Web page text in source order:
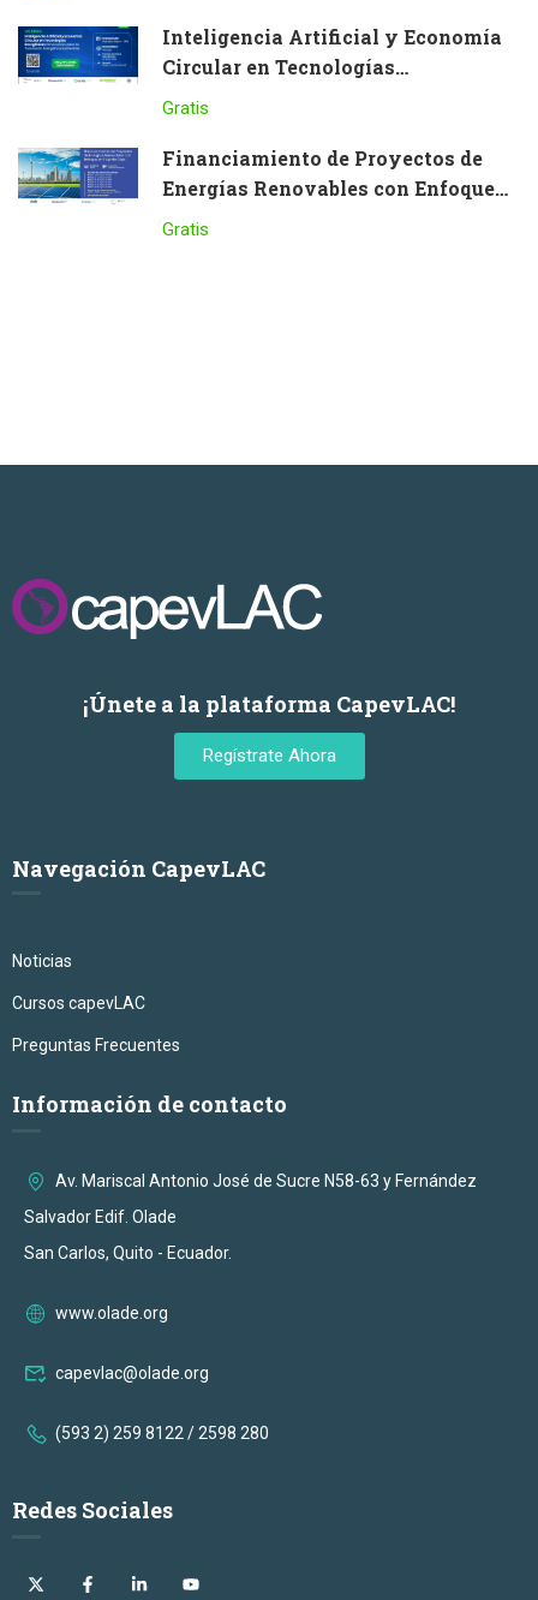
Inteligencia Artificial y Economía
Circular en Tecnologías
Energéticas: Innovación para la
Gratis
Financiamiento de Proyectos de
Energías Renovables con Enfoque
en Flujo de Caja
Gratis
¡Únete a la plataforma CapevLAC!
Regístrate Ahora
Navegación CapevLAC
Noticias
Cursos capevLAC
Preguntas Frecuentes
Información de contacto
Av. Mariscal Antonio José de Sucre N58-63 y Fernández
Salvador Edif. Olade
San Carlos, Quito - Ecuador.
www.olade.org
capevlac@olade.org
(593 2) 259 8122 / 2598 280
Redes Sociales